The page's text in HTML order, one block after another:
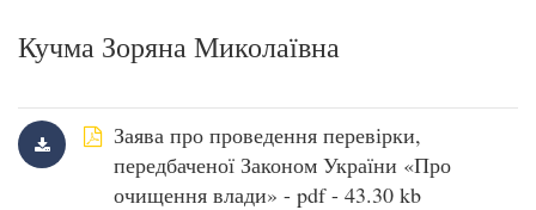
Кучма Зоряна Миколаївна
Заява про проведення перевірки,
передбаченої Законом України «Про
очищення влади» - pdf - 43.30 kb